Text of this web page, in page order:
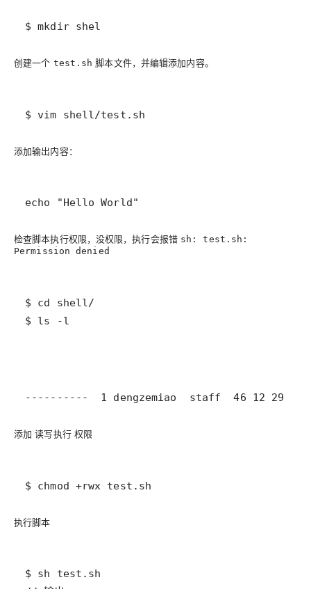
$ mkdir shel
创建一个 test.sh 脚本文件，并编辑添加内容。
$ vim shell/test.sh
添加输出内容：
echo "Hello World"
检查脚本执行权限，没权限，执行会报错 sh: test.sh:
Permission denied
$ ls -l
----------  1 dengzemiao  staff  46 12 29
添加读写执行权限
$ chmod +rwx test.sh
执行脚本